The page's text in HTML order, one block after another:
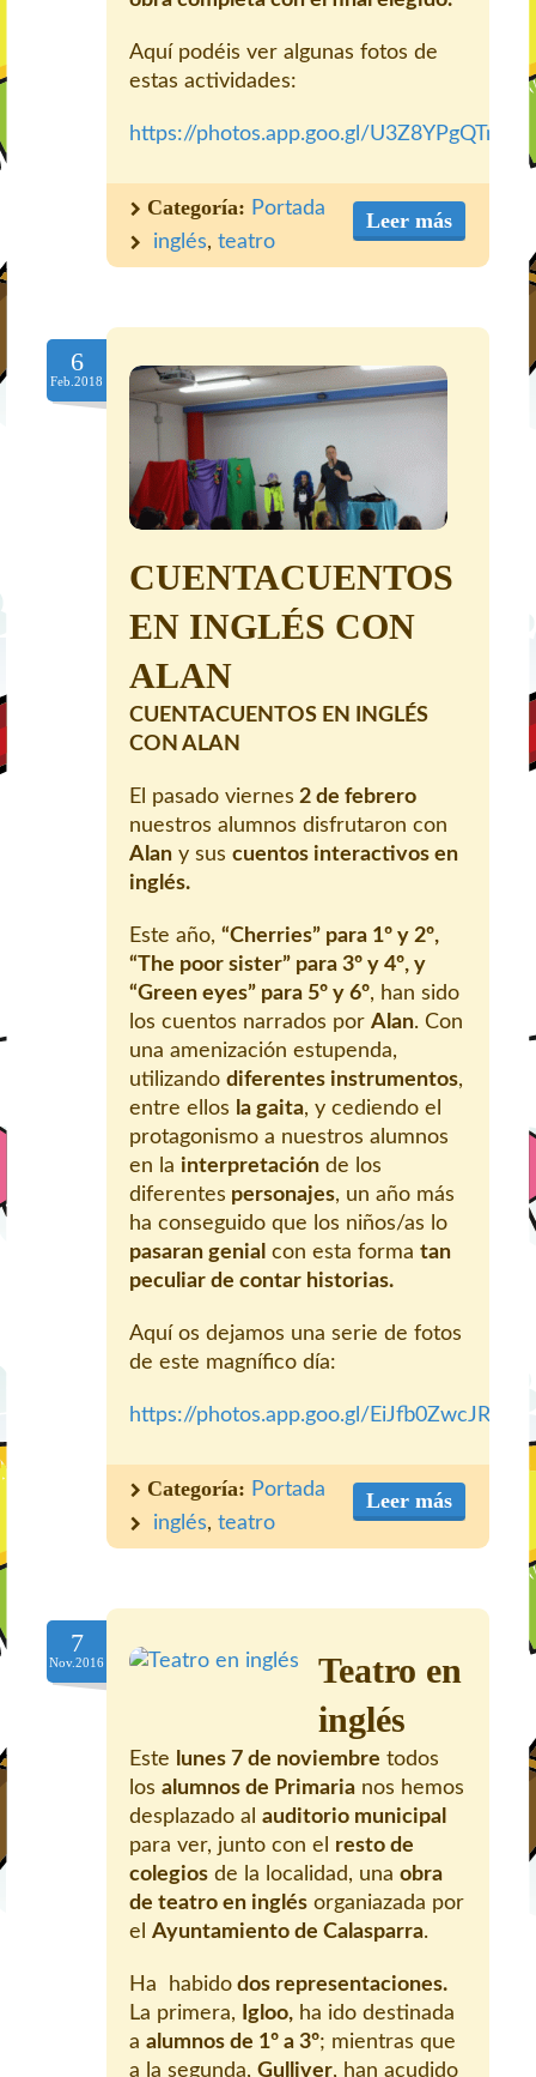
Aquí podéis ver algunas fotos de
estas actividades:
https://photos.app.goo.gl/
Leer más
Categoría: Portada
inglés, teatro
6
Feb.2018
CUENTACUENTOS
EN INGLÉS CON
ALAN
CUENTACUENTOS EN INGLÉS
CON ALAN
El pasado viernes 2 de febrero
nuestros alumnos disfrutaron con
Alan y sus cuentos interactivos en
inglés.
Este año, “Cherries” para 1º y 2º,
“The poor sister” para 3º y 4º, y
“Green eyes” para 5º y 6º, han sido
los cuentos narrados por Alan. Con
una amenización estupenda,
utilizando diferentes instrumentos,
entre ellos la gaita, y cediendo el
protagonismo a nuestros alumnos
en la interpretación de los
diferentes personajes, un año más
ha conseguido que los niños/as lo
pasaran genial con esta forma tan
peculiar de contar historias.
Aquí os dejamos una serie de fotos
de este magnífico día:
https://photos.app.goo.gl/
Leer más
Categoría: Portada
inglés, teatro
7
Nov.2016
Teatro en
inglés
Este lunes 7 de noviembre todos
los alumnos de Primaria nos hemos
desplazado al auditorio municipal
para ver, junto con el resto de
colegios de la localidad, una obra
de teatro en inglés organiazada por
el Ayuntamiento de Calasparra.
Ha habido dos representaciones.
La primera,
Igloo, ha ido destinada
a alumnos de 1º a 3º; mientras que
a la segunda, Gulliver, han acudido